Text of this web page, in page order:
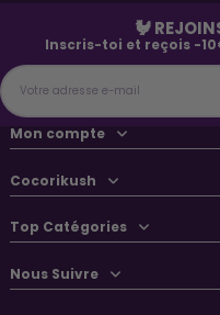
🐓
Inscris-toi et reçois -
Mon compte
Cocorikush
Top Catégories
Nous Suivre